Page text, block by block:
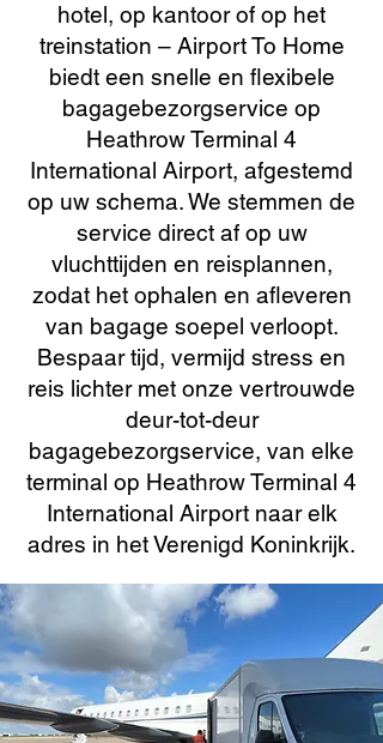
hotel, op kantoor of op het
treinstation – Airport To Home
biedt een snelle en flexibele
bagagebezorgservice op
Heathrow Terminal 4
International Airport, afgestemd
op uw schema. We stemmen de
service direct af op uw
vluchttijden en reisplannen,
zodat het ophalen en afleveren
van bagage soepel verloopt.
Bespaar tijd, vermijd stress en
reis lichter met onze vertrouwde
deur-tot-deur
bagagebezorgservice, van elke
terminal op Heathrow Terminal 4
International Airport naar elk
adres in het Verenigd Koninkrijk.